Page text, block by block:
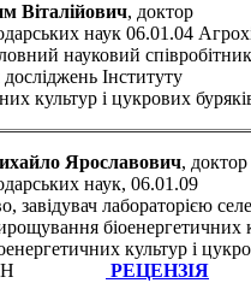
Віталійович, доктор
наук 06.01.04
науковий співробітник
Інституту
культур і цукрових
Ярославович, доктор
наук, 06.01.09
завідувач лабораторією
біоенергетичних
культур і
НААН
РЕЦЕНЗІЯ